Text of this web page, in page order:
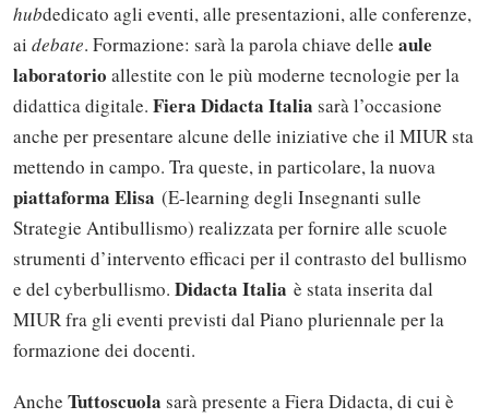
hubdedicato agli eventi, alle presentazioni, alle conferenze,
ai debate. Formazione: sarà la parola chiave delle aule
laboratorio allestite con le più moderne tecnologie per la
didattica digitale. Fiera Didacta Italia sarà l’occasione
anche per presentare alcune delle iniziative che il MIUR sta
mettendo in campo. Tra queste, in particolare, la nuova
piattaforma Elisa (E-learning degli Insegnanti sulle
Strategie Antibullismo) realizzata per fornire alle scuole
strumenti d’intervento efficaci per il contrasto del bullismo
e del cyberbullismo. Didacta Italia è stata inserita dal
MIUR fra gli eventi previsti dal Piano pluriennale per la
formazione dei docenti.
Anche Tuttoscuola sarà presente a Fiera Didacta, di cui è